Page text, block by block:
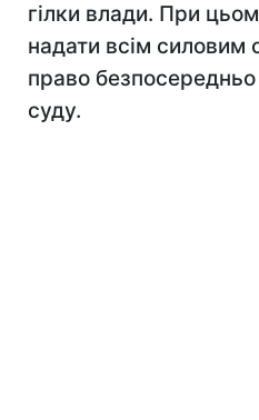
гілки влади. При
надати всім силовим
право
суду.